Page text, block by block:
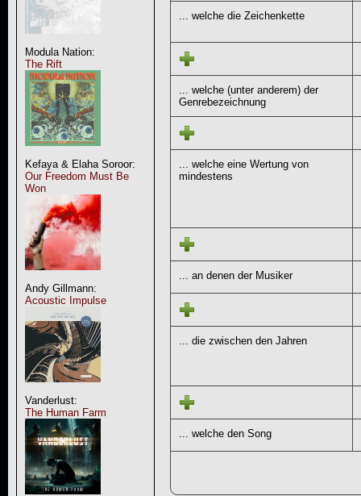
Modula Nation:
The Rift
Kefaya & Elaha Soroor:
Our Freedom Must Be
Won
Andy Gillmann:
Acoustic Impulse
Vanderlust:
The Human Farm
... welche die Zeichenkette
... welche (unter anderem) der
Genrebezeichnung
... welche eine Wertung von
mindestens
... an denen der Musiker
... die zwischen den Jahren
... welche den Song